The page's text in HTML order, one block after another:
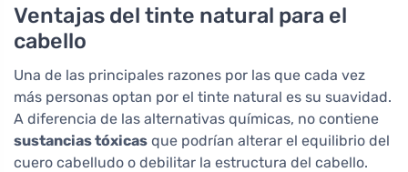
Ventajas del tinte natural para el
cabello
Una de las principales razones por las que cada vez
más personas optan por el tinte natural es su suavidad.
A diferencia de las alternativas químicas, no contiene
sustancias tóxicas que podrían alterar el equilibrio del
cuero cabelludo o debilitar la estructura del cabello.